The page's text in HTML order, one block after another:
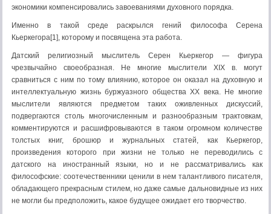
экономики компенсировались завоеваниями духовного порядка.
Именно в такой среде раскрылся гений философа Серена
Кьеркегора[1], которому и посвящена эта работа.
Датский религиозный мыслитель Серен Кьеркегор — фигура
чрезвычайно своеобразная. Не многие мыслители XIX в. могут
сравниться с ним по тому влиянию, которое он оказал на духовную и
интеллектуальную жизнь буржуазного общества XX века. Не многие
мыслители являются предметом таких оживленных дискуссий,
подвергаются столь многочисленным и разнообразным трактовкам,
комментируются и расшифровываются в таком огромном количестве
толстых книг, брошюр и журнальных статей, как Кьеркегор,
произведения которого при жизни не только не переводились с
датского на иностранный языки, но и не рассматривались как
философские: соотечественники ценили в нем талантливого писателя,
обладающего прекрасным стилем, но даже самые дальновидные из них
не могли бы предположить, какое будущее ожидает его творчество.